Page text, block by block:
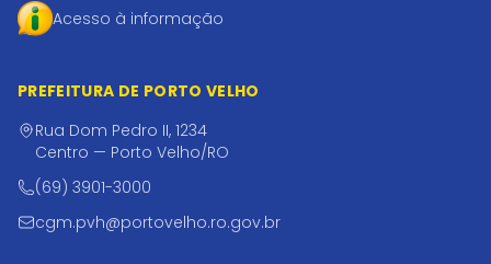
Acesso à informação
PREFEITURA DE PORTO VELHO
Rua Dom Pedro II, 1234
Centro — Porto Velho/RO
(69) 3901-3000
cgm.pvh@portovelho.ro.gov.br